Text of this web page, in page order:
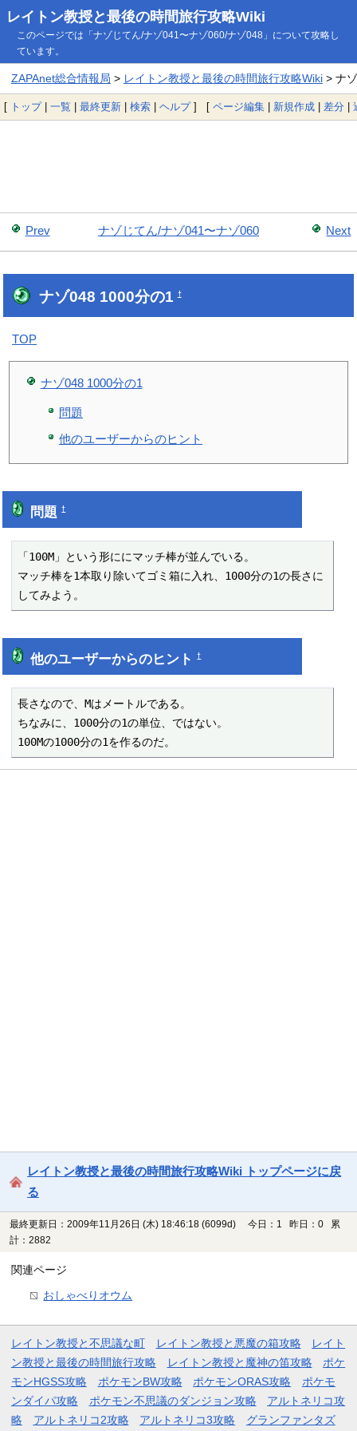
レイトン教授と最後の時間旅行攻略Wiki
このページでは「ナゾじてん/ナゾ041〜ナゾ060/ナゾ048」について攻略し
ています。
ZAPAnet総合情報局 > レイトン教授と最後の時間旅行攻略Wiki> ナ
[ トップ| 一覧 | 最終更新 | 検索 | ヘルプ] [ ページ編集 | 新規作成 | 差分 |
Prev Next
ナゾじてん/ナゾ041〜ナゾ060
ナゾ048 1000分の1†
TOP
ナゾ048 1000分の1
問題
他のユーザーからのヒント
問題†
「100M」という形ににマッチ棒が並んでいる。
マッチ棒を1本取り除いてゴミ箱に入れ、1000分の1の長さに
してみよう。
他のユーザーからのヒント†
長さなので、Mはメートルである。
ちなみに、1000分の1の単位、ではない。
100Mの1000分の1を作るのだ。
レイトン教授と最後の時間旅行攻略Wiki トップページに戻
る
最終更新日：2009年11月26日 (木) 18:46:18 (6099d)
今日：1 昨日：0 累
計：2882
関連ページ
おしゃべりオウム
レイトン教授と不思議な町 レイトン教授と悪魔の箱攻略
レイト
ン教授と最後の時間旅行攻略
レイトン教授と魔神の笛攻略
ポケ
モンHGSS攻略
ポケモンBW攻略 ポケモンORAS攻略
ポケモ
ンダイパ攻略
ポケモン不思議のダンジョン攻略
アルトネリコ攻
略
アルトネリコ2攻略 アルトネリコ3攻略 グランファンタズ